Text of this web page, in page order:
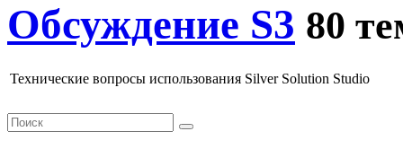
Обсуждение S3 80
Технические вопросы использования Silver Solution Studio